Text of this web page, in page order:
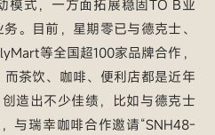
模式，一方面拓展稳固TO B业
。目前，星期零已与德克士、
等全国超100家品牌合作，
茶饮、咖啡、便利店都是近年
造出不少佳绩，比如与德克士
与瑞幸咖啡合作邀请“SNH48-